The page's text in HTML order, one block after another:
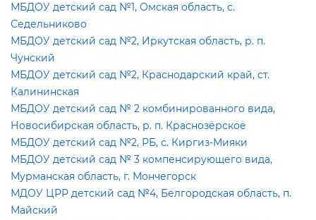
МБДОУ детский сад №1, Омская область, с.
Седельниково
МБДОУ детский сад №2, Иркутская область, р. п.
Чунский
МБДОУ детский сад №2, Краснодарский край, ст.
Калининская
МБДОУ детский сад № 2 комбинированного вида,
Новосибирская область, р. п. Краснозёрское
МБДОУ детский сад №2, РБ, с. Киргиз-Мияки
МБДОУ детский сад № 3 компенсирующего вида,
Мурманская область, г. Мончегорск
МДОУ ЦРР детский сад №4, Белгородская область, п.
Майский